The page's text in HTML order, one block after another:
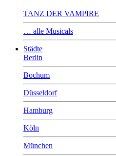
TANZ DER VAMPIRE
… alle Musicals
Städte
Berlin
Bochum
Düsseldorf
Hamburg
Köln
München